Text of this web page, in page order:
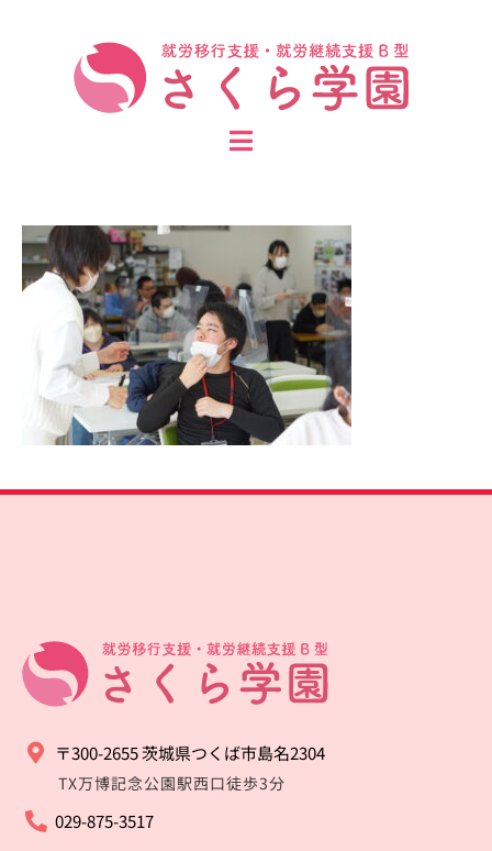
〒300-2655 茨城県つくば市島名2304
TX万博記念公園駅西口徒歩3分
029-875-3517